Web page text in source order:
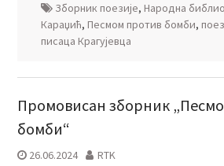
Зборник поезије, Народна
Караџић, Песмом против бомби,
писаца Крагујевца
Промовисан зборник
бомби“
26.06.2024 RTK